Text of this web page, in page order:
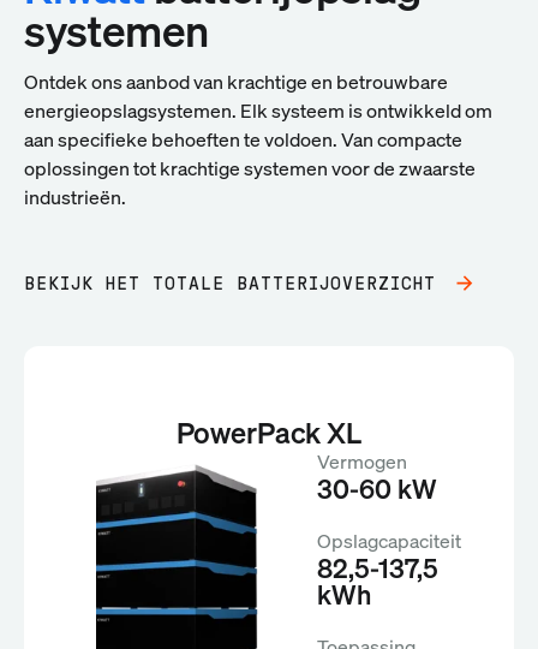
systemen
Ontdek ons aanbod van krachtige en betrouwbare
energieopslagsystemen. Elk systeem is ontwikkeld om
aan specifieke behoeften te voldoen. Van compacte
oplossingen tot krachtige systemen voor de zwaarste
industrieën.
BEKIJK HET TOTALE BATTERIJOVERZICHT
PowerPack XL
Vermogen
30-60 kW
Opslagcapaciteit
82,5-137,5
kWh